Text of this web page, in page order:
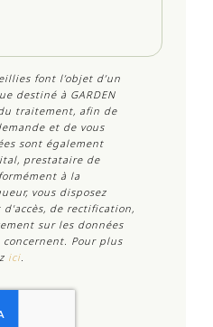
font l’objet d’un
destiné à GARDEN
traitement, afin de
et de vous
sont également
prestataire de
à la
vous disposez
de rectification,
sur les données
Pour plus
ici.